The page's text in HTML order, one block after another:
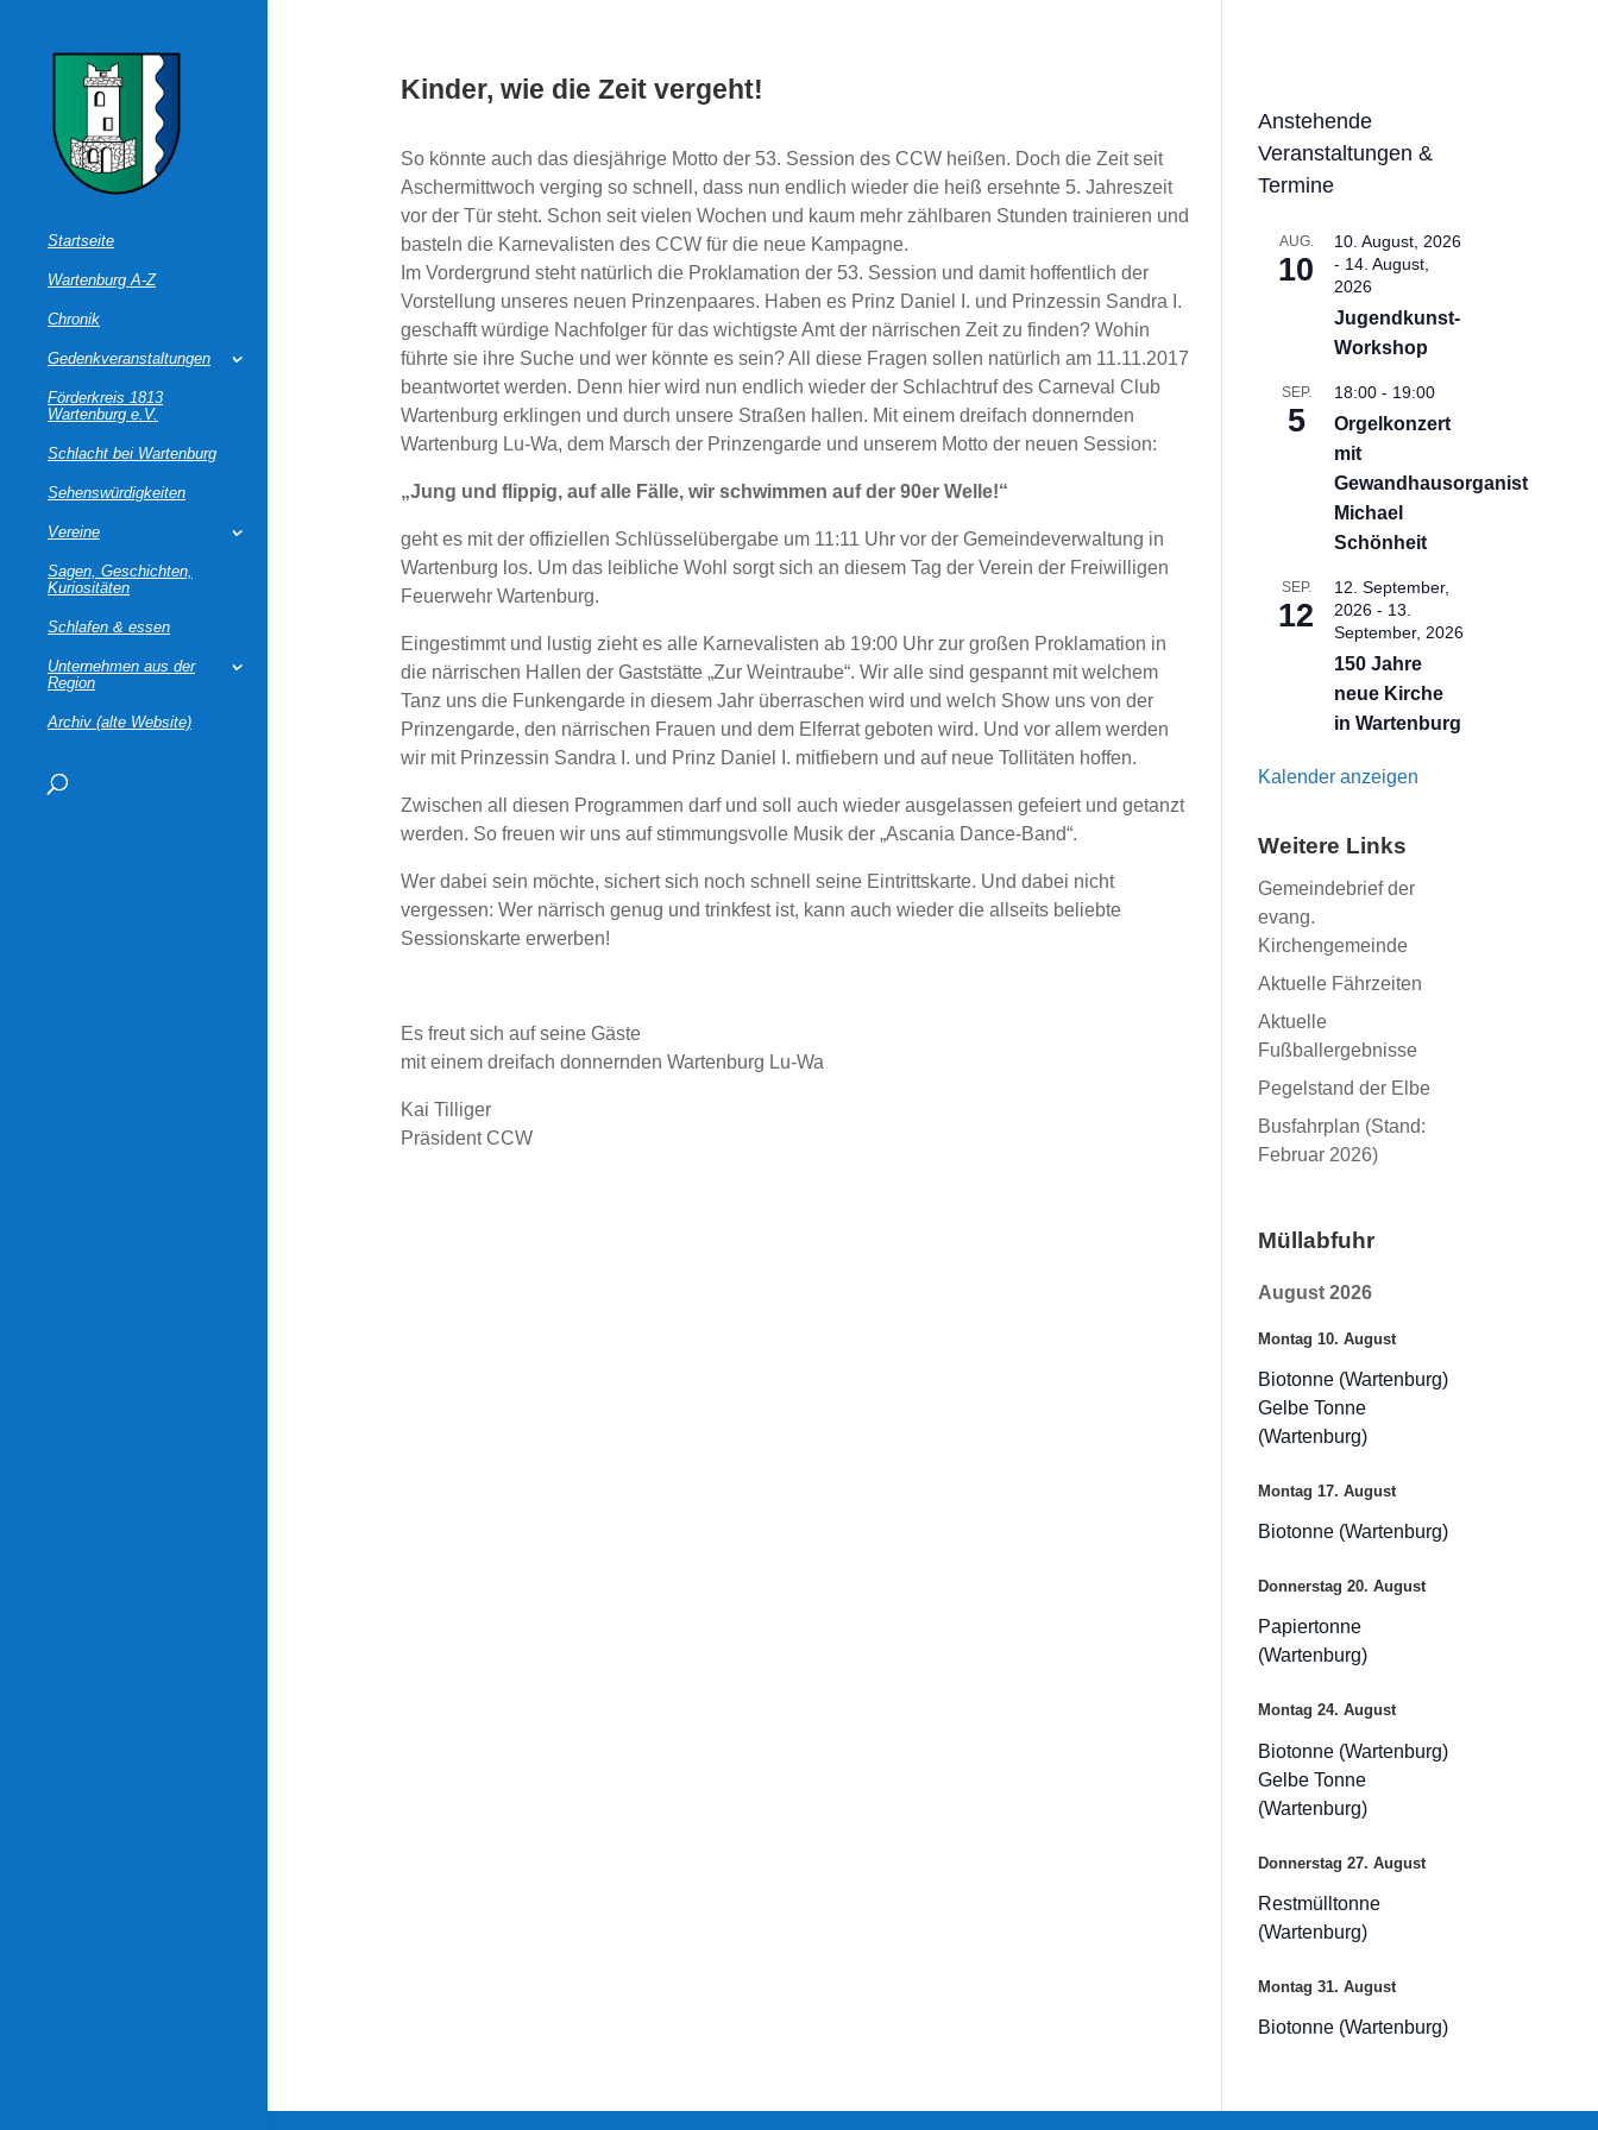
Startseite
Wartenburg A-Z
Chronik
Gedenkveranstaltungen
Förderkreis 1813
Wartenburg e.V.
Schlacht bei Wartenburg
Sehenswürdigkeiten
Vereine
Sagen, Geschichten,
Kuriositäten
Schlafen & essen
Unternehmen aus der
Region
Archiv (alte Website)
Kinder, wie die Zeit vergeht!
So könnte auch das diesjährige Motto der 53. Session des CCW heißen. Doch die Zeit seit
Aschermittwoch verging so schnell, dass nun endlich wieder die heiß ersehnte 5. Jahreszeit
vor der Tür steht. Schon seit vielen Wochen und kaum mehr zählbaren Stunden trainieren und
basteln die Karnevalisten des CCW für die neue Kampagne.
Im Vordergrund steht natürlich die Proklamation der 53. Session und damit hoffentlich der
Vorstellung unseres neuen Prinzenpaares. Haben es Prinz Daniel I. und Prinzessin Sandra I.
geschafft würdige Nachfolger für das wichtigste Amt der närrischen Zeit zu finden? Wohin
führte sie ihre Suche und wer könnte es sein? All diese Fragen sollen natürlich am 11.11.2017
beantwortet werden. Denn hier wird nun endlich wieder der Schlachtruf des Carneval Club
Wartenburg erklingen und durch unsere Straßen hallen. Mit einem dreifach donnernden
Wartenburg Lu-Wa, dem Marsch der Prinzengarde und unserem Motto der neuen Session:
„Jung und flippig, auf alle Fälle, wir schwimmen auf der 90er Welle!“
geht es mit der offiziellen Schlüsselübergabe um 11:11 Uhr vor der Gemeindeverwaltung in
Wartenburg los. Um das leibliche Wohl sorgt sich an diesem Tag der Verein der Freiwilligen
Feuerwehr Wartenburg.
Eingestimmt und lustig zieht es alle Karnevalisten ab 19:00 Uhr zur großen Proklamation in
die närrischen Hallen der Gaststätte „Zur Weintraube“. Wir alle sind gespannt mit welchem
Tanz uns die Funkengarde in diesem Jahr überraschen wird und welch Show uns von der
Prinzengarde, den närrischen Frauen und dem Elferrat geboten wird. Und vor allem werden
wir mit Prinzessin Sandra I. und Prinz Daniel I. mitfiebern und auf neue Tollitäten hoffen.
Zwischen all diesen Programmen darf und soll auch wieder ausgelassen gefeiert und getanzt
werden. So freuen wir uns auf stimmungsvolle Musik der „Ascania Dance-Band“.
Wer dabei sein möchte, sichert sich noch schnell seine Eintrittskarte. Und dabei nicht
vergessen: Wer närrisch genug und trinkfest ist, kann auch wieder die allseits beliebte
Sessionskarte erwerben!
Es freut sich auf seine Gäste
mit einem dreifach donnernden Wartenburg Lu-Wa
Kai Tilliger
Präsident CCW
Anstehende
Veranstaltungen &
Termine
AUG.
10
10. August, 2026
- 14. August,
2026
Jugendkunst-
Workshop
SEP.
5
18:00 - 19:00
Orgelkonzert
mit
Gewandhausorganist
Michael
Schönheit
SEP.
12
12. September,
2026 - 13.
September, 2026
150 Jahre
neue Kirche
in Wartenburg
Kalender anzeigen
Weitere Links
Gemeindebrief der
evang.
Kirchengemeinde
Aktuelle Fährzeiten
Aktuelle
Fußballergebnisse
Pegelstand der Elbe
Busfahrplan (Stand:
Februar 2026)
Müllabfuhr
August 2026
Montag 10. August
Biotonne (Wartenburg)
Gelbe Tonne
(Wartenburg)
Montag 17. August
Biotonne (Wartenburg)
Donnerstag 20. August
Papiertonne
(Wartenburg)
Montag 24. August
Biotonne (Wartenburg)
Gelbe Tonne
(Wartenburg)
Donnerstag 27. August
Restmülltonne
(Wartenburg)
Montag 31. August
Biotonne (Wartenburg)